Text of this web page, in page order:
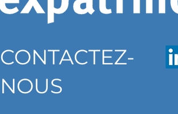
CONTACTEZ-
NOUS